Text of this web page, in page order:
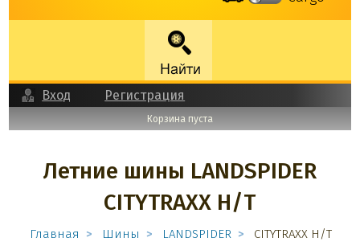
Вход Регистрация
Корзина пуста
Летние шины LANDSPIDER
CITYTRAXX H/T
Главная Шины LANDSPIDER CITYTRAXX H/T